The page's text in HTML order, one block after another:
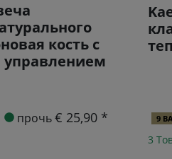
кость с
прочь€ 25,90 * 9
3